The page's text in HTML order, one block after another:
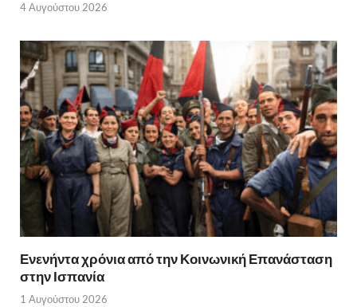
4 Αυγούστου 2026
Ενενήντα χρόνια από την Κοινωνική Επανάσταση
στην Ισπανία
1 Αυγούστου 2026